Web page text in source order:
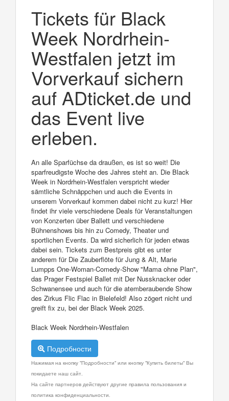
Tickets für Black
Week Nordrhein-
Westfalen jetzt im
Vorverkauf sichern
auf ADticket.de und
das Event live
erleben.
An alle Sparfüchse da draußen, es ist so weit! Die
sparfreudigste Woche des Jahres steht an. Die Black
Week in Nordrhein-Westfalen verspricht wieder
sämtliche Schnäppchen und auch die Events in
unserem Vorverkauf kommen dabei nicht zu kurz! Hier
findet ihr viele verschiedene Deals für Veranstaltungen
von Konzerten über Ballett und verschiedene
Bühnenshows bis hin zu Comedy, Theater und
sportlichen Events. Da wird sicherlich für jeden etwas
dabei sein. Tickets zum Bestpreis gibt es unter
anderem für Die Zauberflöte für Jung & Alt, Marie
Lumpps One-Woman-Comedy-Show "Mama ohne Plan",
das Prager Festspiel Ballet mit Der Nussknacker oder
Schwanensee und auch für die atemberaubende Show
des Zirkus Flic Flac in Bielefeld! Also zögert nicht und
greift fix zu, bei der Black Week 2025.
Black Week Nordrhein-Westfalen
Подробности
Нажимая на кнопку "Подробности" или кнопку "Купить билеты" Вы
покидаете наш сайт.
На сайте партнеров действуют другие правила пользования и
политика конфиденциальности.